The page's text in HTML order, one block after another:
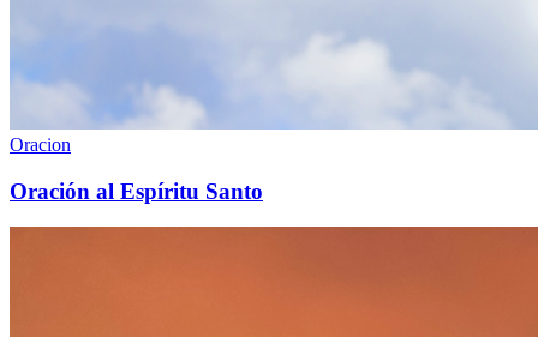
Oracion
Oración al Espíritu Santo